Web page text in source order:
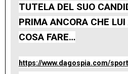
TUTELA DEL SUO
PRIMA ANCORA CHE
COSA FARE…
https://www.dagospia.com/